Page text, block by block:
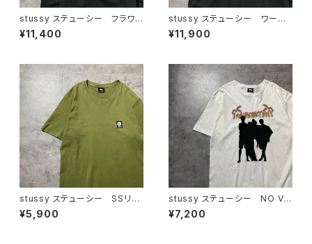
stussy ステューシー フラワ
ーグラフィック バックプリン
ト ブラック 黒 スウェット
¥11,400
stussy ステューシー ワール
ドツアー バックプリント フル
ジップ パーカー スウェット
¥11,900
stussy ステューシー SSリン
ク ワンポイント ロゴプリン
ト カーキグリーン Tシャツ
¥5,900
stussy ステューシー NO VA
CATION INN グラフィック プ
リント ホワイト 白 Tシャツ
¥7,200